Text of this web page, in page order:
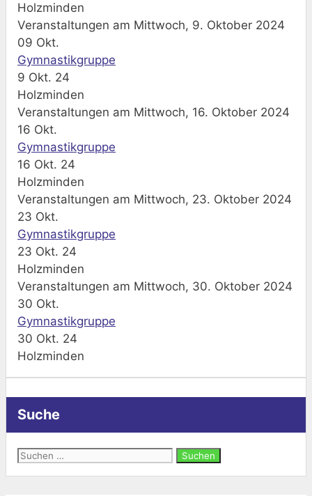
Holzminden
Veranstaltungen am Mittwoch, 9. Oktober 2024
09 Okt.
Gymnastikgruppe
9 Okt. 24
Holzminden
Veranstaltungen am Mittwoch, 16. Oktober 2024
16 Okt.
Gymnastikgruppe
16 Okt. 24
Holzminden
Veranstaltungen am Mittwoch, 23. Oktober 2024
23 Okt.
Gymnastikgruppe
23 Okt. 24
Holzminden
Veranstaltungen am Mittwoch, 30. Oktober 2024
30 Okt.
Gymnastikgruppe
30 Okt. 24
Holzminden
Suche
Suchen